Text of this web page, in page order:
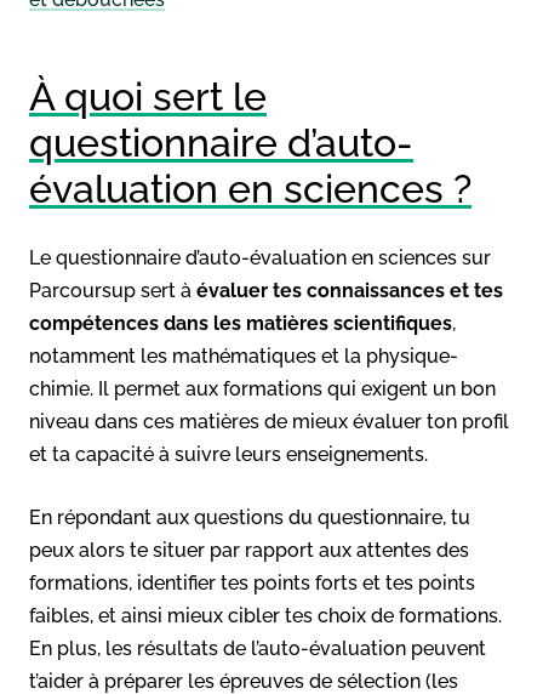
À quoi sert le
questionnaire d’auto-
évaluation en sciences ?
Le questionnaire d’auto-évaluation en sciences sur
Parcoursup sert à évaluer tes connaissances et tes
compétences dans les matières scientifiques,
notamment les mathématiques et la physique-
chimie. Il permet aux formations qui exigent un bon
niveau dans ces matières de mieux évaluer ton profil
et ta capacité à suivre leurs enseignements.
En répondant aux questions du questionnaire, tu
peux alors te situer par rapport aux attentes des
formations, identifier tes points forts et tes points
faibles, et ainsi mieux cibler tes choix de formations.
En plus, les résultats de l’auto-évaluation peuvent
t’aider à préparer les épreuves de sélection (les